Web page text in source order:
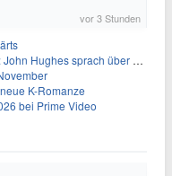
vor 3 Stunden
über eine Fortsetzung von 'The Breakfast Club'
K-Romanze
bei Prime Video